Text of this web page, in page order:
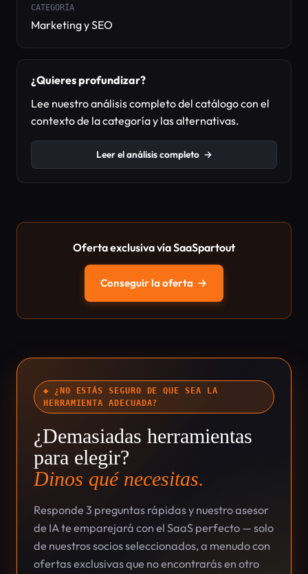
CATEGORÍA
Marketing y SEO
¿Quieres profundizar?
Lee nuestro análisis completo del catálogo con el
contexto de la categoría y las alternativas.
Leer el análisis completo →
Oferta exclusiva vía SaaSpartout
Conseguir la oferta →
◆ ¿NO ESTÁS SEGURO DE QUE SEA LA
HERRAMIENTA ADECUADA?
¿Demasiadas herramientas
para elegir?
Dinos qué necesitas.
Responde 3 preguntas rápidas y nuestro asesor
de IA te emparejará con el SaaS perfecto — solo
de nuestros socios seleccionados, a menudo con
ofertas exclusivas que no encontrarás en otro